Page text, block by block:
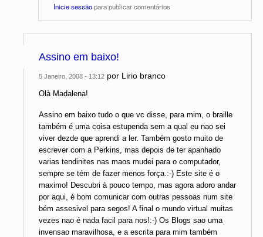
Inicie sessãopara publicar comentários
Assino em baixo!
5 Janeiro, 2008 - 13:12 por Lirio branco
Olà Madalena!
Assino em baixo tudo o que vc disse, para mim, o braille
também é uma coisa estupenda sem a qual eu nao sei
viver dezde que aprendi a ler. Também gosto muito de
escrever com a Perkins, mas depois de ter apanhado
varias tendinites nas maos mudei para o computador,
sempre se tém de fazer menos força.:-) Este site é o
maximo! Descubri à pouco tempo, mas agora adoro andar
por aqui, é bom comunicar com outras pessoas num site
bém assesivel para segos! A final o mundo virtual muitas
vezes nao é nada facil para nos!:-) Os Blogs sao uma
invensao maravilhosa, e a escrita para mim também